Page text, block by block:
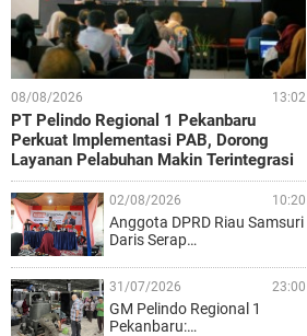
08/08/2026 13:02
PT Pelindo Regional 1 Pekanbaru
Perkuat Implementasi PAB, Dorong
Layanan Pelabuhan Makin Terintegrasi
02/08/2026 10:20
Anggota DPRD Riau Samsuri
Daris Serap…
31/07/2026 23:00
GM Pelindo Regional 1
Pekanbaru:…